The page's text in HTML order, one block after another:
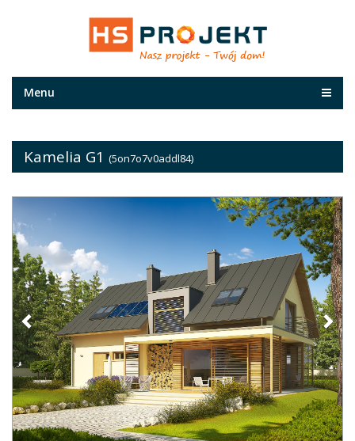
Menu
Kamelia G1 (5on7o7v0addl84)
Previous